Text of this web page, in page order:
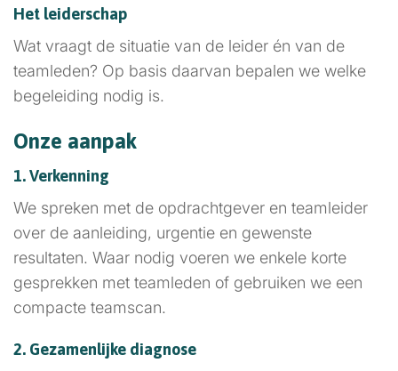
Het leiderschap
Wat vraagt de situatie van de leider én van de
teamleden? Op basis daarvan bepalen we welke
begeleiding nodig is.
Onze aanpak
1. Verkenning
We spreken met de opdrachtgever en teamleider
over de aanleiding, urgentie en gewenste
resultaten. Waar nodig voeren we enkele korte
gesprekken met teamleden of gebruiken we een
compacte teamscan.
2. Gezamenlijke diagnose